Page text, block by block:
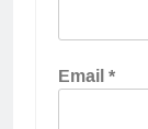
Email*